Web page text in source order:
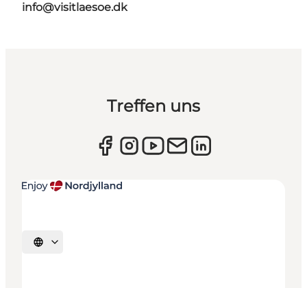
info@visitlaesoe.dk
Treffen uns
Sprache auswählen